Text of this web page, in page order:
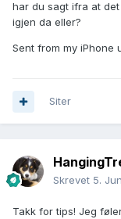
har du sagt ifra at
igjen da eller?
Sent from my iPhone
Siter
Skrevet 5.
Takk for tips! Jeg